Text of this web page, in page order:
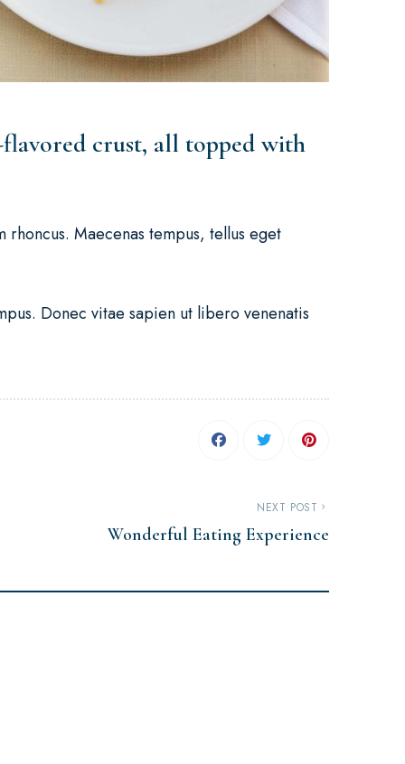
flavored crust, all topped with
Maecenas tempus, tellus eget
Donec vitae sapien ut libero venenatis
NEXT POST
Wonderful Eating Experience